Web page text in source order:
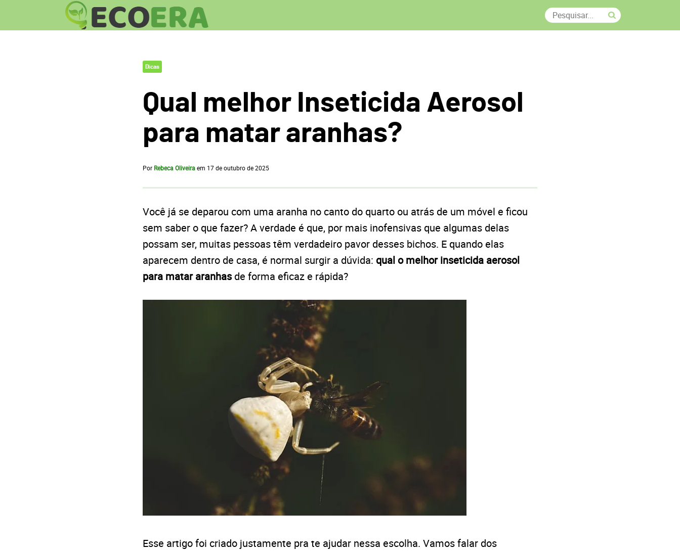
Dicas
Qual melhor Inseticida Aerosol
para matar aranhas?
Por Rebeca Oliveiraem 17 de outubro de 2025
Você já se deparou com uma aranha no canto do quarto ou atrás de um móvel e ficou
sem saber o que fazer? A verdade é que, por mais inofensivas que algumas delas
possam ser, muitas pessoas têm verdadeiro pavor desses bichos. E quando elas
aparecem dentro de casa, é normal surgir a dúvida: qual o melhor inseticida aerosol
para matar aranhasde forma eficaz e rápida?
Esse artigo foi criado justamente pra te ajudar nessa escolha. Vamos falar dos